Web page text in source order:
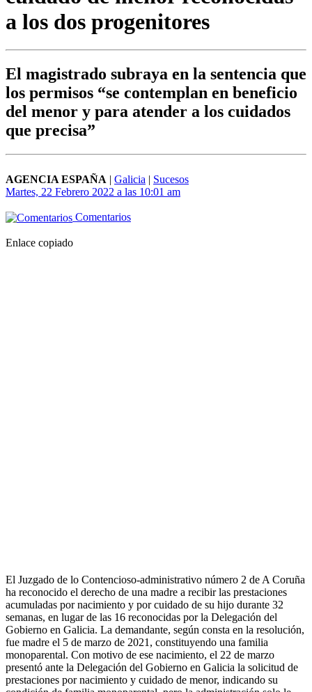
a los dos progenitores
El magistrado subraya en la sentencia que
los permisos “se contemplan en beneficio
del menor y para atender a los cuidados
que precisa”
AGENCIA ESPAÑA | Galicia | Sucesos
Martes, 22 Febrero 2022 a las 10:01 am
Comentarios
Enlace copiado
El Juzgado de lo Contencioso-administrativo número 2 de A Coruña
ha reconocido el derecho de una madre a recibir las prestaciones
acumuladas por nacimiento y por cuidado de su hijo durante 32
semanas, en lugar de las 16 reconocidas por la Delegación del
Gobierno en Galicia. La demandante, según consta en la resolución,
fue madre el 5 de marzo de 2021, constituyendo una familia
monoparental. Con motivo de ese nacimiento, el 22 de marzo
presentó ante la Delegación del Gobierno en Galicia la solicitud de
prestaciones por nacimiento y cuidado de menor, indicando su